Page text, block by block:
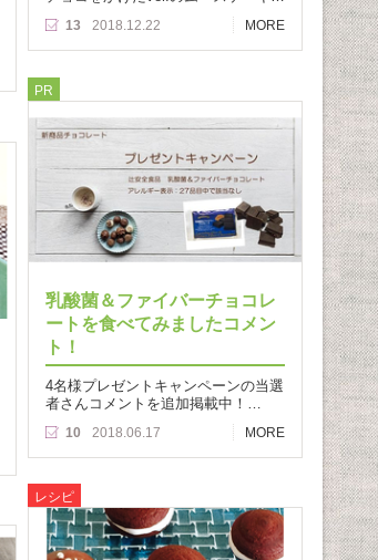
13 2018.12.22 MORE
PR
乳酸菌＆ファイバーチョコレ
ートを食べてみましたコメン
ト！
4名様プレゼントキャンペーンの当選
者さんコメントを追加掲載中！…
10 2018.06.17 MORE
レシピ